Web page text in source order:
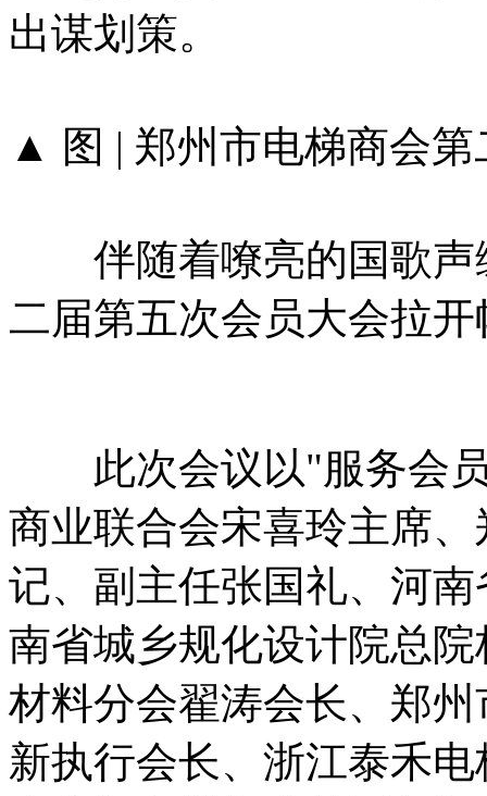
出谋划策。
▲ 图 | 郑州市电梯商会
伴随着嘹亮的国歌声
二届第五次会员大会拉开
此次会议以"服务会员
商业联合会宋喜玲主席
记、副主任张国礼、河
南省城乡规化设计院总
材料分会翟涛会长、郑
新执行会长、浙江泰禾